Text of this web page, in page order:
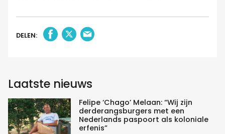
DELEN:
Laatste nieuws
Felipe ‘Chago’ Melaan: “Wij zijn
derderangsburgers met een
Nederlands paspoort als koloniale
erfenis”